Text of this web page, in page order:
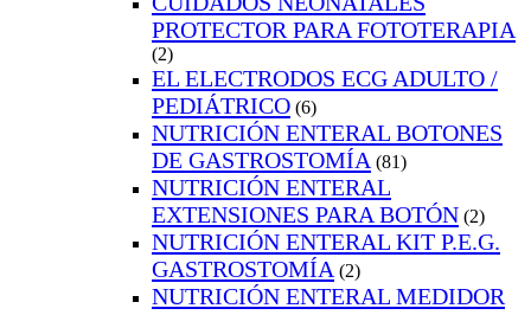
PROTECTOR PARA FOTOTERAPIA
(2)
EL ELECTRODOS ECG ADULTO /
PEDIÁTRICO (6)
NUTRICIÓN ENTERAL BOTONES
DE GASTROSTOMÍA (81)
NUTRICIÓN ENTERAL
EXTENSIONES PARA BOTÓN (2)
NUTRICIÓN ENTERAL KIT P.E.G.
GASTROSTOMÍA (2)
NUTRICIÓN ENTERAL MEDIDOR